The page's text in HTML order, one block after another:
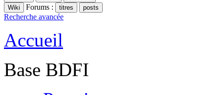
Forums :
Recherche avancée
Accueil
Base BDFI